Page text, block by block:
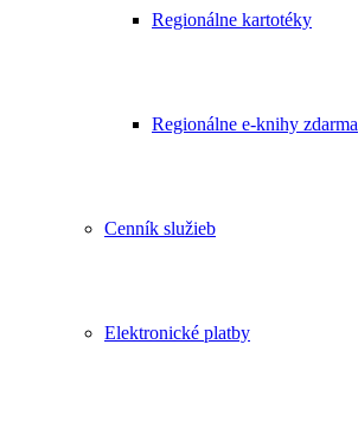
Regionálne kartotéky
Regionálne e-knihy zdarma
Cenník služieb
Elektronické platby